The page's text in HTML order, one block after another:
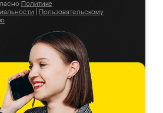
Политике
Пользовательскому